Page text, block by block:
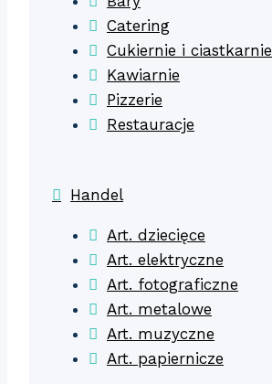
Catering
Cukiernie i ciastkarnie
Kawiarnie
Pizzerie
Restauracje
Handel
Art. dziecięce
Art. elektryczne
Art. fotograficzne
Art. metalowe
Art. muzyczne
Art. papiernicze